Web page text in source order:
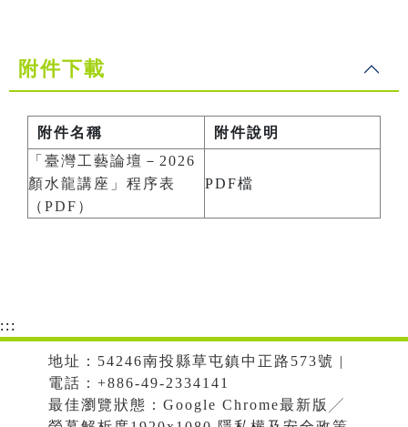
附件下載
附件名稱
附件說明
「臺灣工藝論壇－2026
顏水龍講座」程序表
（PDF）
PDF檔
:::
地址：54246南投縣草屯鎮中正路573號 |
電話：+886-49-2334141
最佳瀏覽狀態：Google Chrome最新版╱